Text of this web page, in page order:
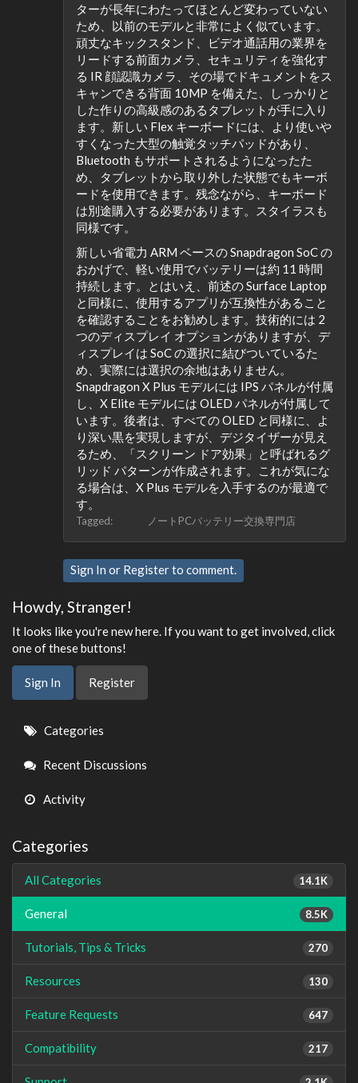
ターが長年にわたってほとんど変わっていない
ため、以前のモデルと非常によく似ています。
頑丈なキックスタンド、ビデオ通話用の業界を
リードする前面カメラ、セキュリティを強化す
る IR 顔認識カメラ、その場でドキュメントをス
キャンできる背面 10MP を備えた、しっかりと
した作りの高級感のあるタブレットが手に入り
ます。新しい Flex キーボードには、より使いや
すくなった大型の触覚タッチパッドがあり、
Bluetooth もサポートされるようになったた
め、タブレットから取り外した状態でもキーボ
ードを使用できます。残念ながら、キーボード
は別途購入する必要があります。スタイラスも
同様です。
新しい省電力 ARM ベースの Snapdragon SoC の
おかげで、軽い使用でバッテリーは約 11 時間
持続します。とはいえ、前述の Surface Laptop
と同様に、使用するアプリが互換性があること
を確認することをお勧めします。技術的には 2
つのディスプレイ オプションがありますが、デ
ィスプレイは SoC の選択に結びついているた
め、実際には選択の余地はありません。
Snapdragon X Plus モデルには IPS パネルが付属
し、X Elite モデルには OLED パネルが付属して
います。後者は、すべての OLED と同様に、よ
り深い黒を実現しますが、デジタイザーが見え
るため、「スクリーン ドア効果」と呼ばれるグ
リッド パターンが作成されます。これが気にな
る場合は、X Plus モデルを入手するのが最適で
す。
Tagged: ノートPCバッテリー交換専門店
Sign In or Registerto comment.
Howdy, Stranger!
It looks like you're new here. If you want to get involved, click
one of these buttons!
Sign In Register
Quick
Links
Categories
Recent Discussions
Activity
Categories
14.1K
All Categories
8.5K
General
270
Tutorials, Tips & Tricks
130
Resources
647
Feature Requests
217
Compatibility